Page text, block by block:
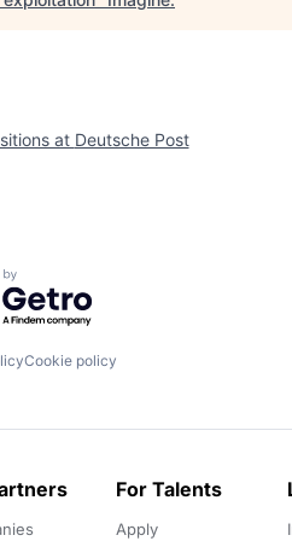
at Deutsche Post
by Getro.com
Cookie policy
For Talents
Apply